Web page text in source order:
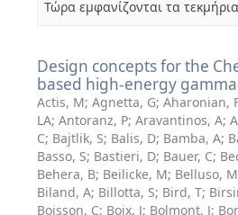
Τώρα εμφανίζονται τα
Design concepts for the
based high-energy
Actis, M; Agnetta, G; Aharonian,
LA; Antoranz, P; Aravantinos, A;
C; Bajtlik, S; Balis, D; Bamba, A;
Basso, S; Bastieri, D; Bauer, C;
Behera, B; Beilicke, M; Belluso, M
Biland, A; Billotta, S; Bird, T;
Boisson, C; Boix, J; Bolmont, J;